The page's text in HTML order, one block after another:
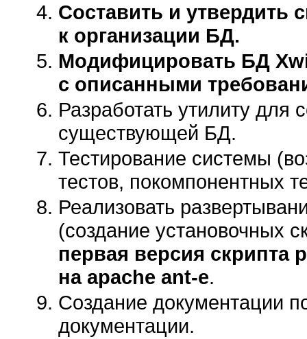
Составить и утвердить
к организации БД.
Модифицировать БД
с описанными
Разработать утилиту
существующей БД.
Тестирование системы
тестов, покомпонентных
Реализовать
(создание установочных
первая версия скрипта
на apache ant-е.
Создание документации
документации.